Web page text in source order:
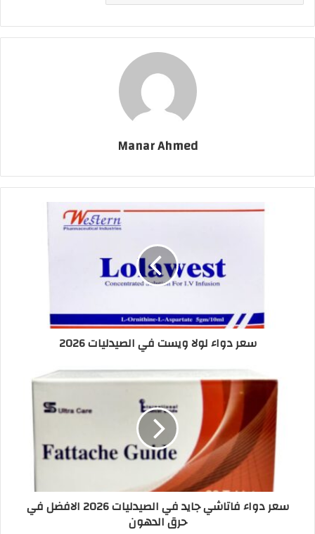
Manar Ahmed
سعر دواء لولا ويست في الصيدليات 2026
سعر دواء فاتاشي جايد في الصيدليات 2026 الافضل في
حرق الدهون